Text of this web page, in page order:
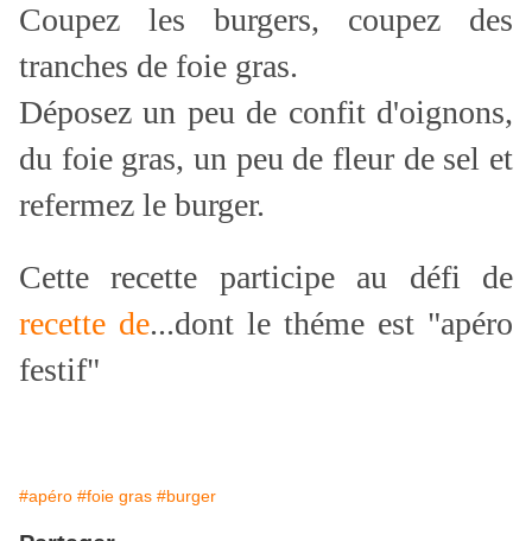
Coupez les burgers, coupez des
tranches de foie gras.
Déposez un peu de confit d'oignons,
du foie gras, un peu de fleur de sel et
refermez le burger.
Cette recette participe au défi de
recette de...dont le théme est "apéro
festif"
#apéro #foie gras #burger